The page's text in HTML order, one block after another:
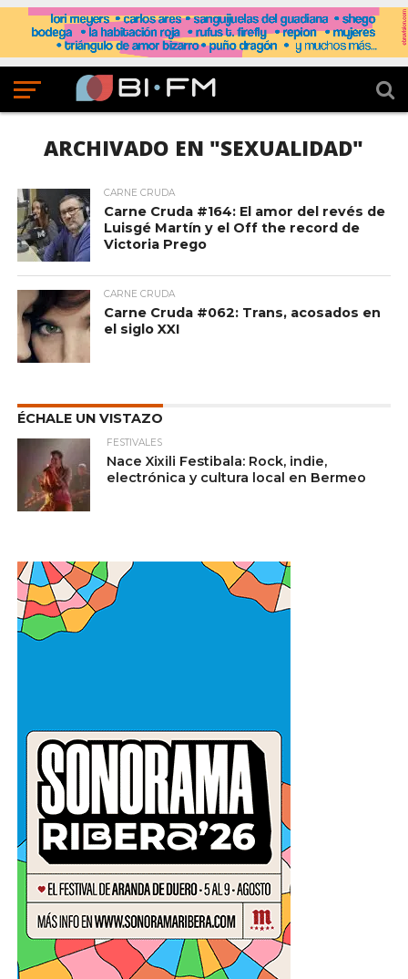
ARCHIVADO EN "SEXUALIDAD"
CARNE CRUDA
Carne Cruda #164: El amor del revés de
Luisgé Martín y el Off the record de
Victoria Prego
CARNE CRUDA
Carne Cruda #062: Trans, acosados en
el siglo XXI
ÉCHALE UN VISTAZO
FESTIVALES
Nace Xixili Festibala: Rock, indie,
electrónica y cultura local en Bermeo